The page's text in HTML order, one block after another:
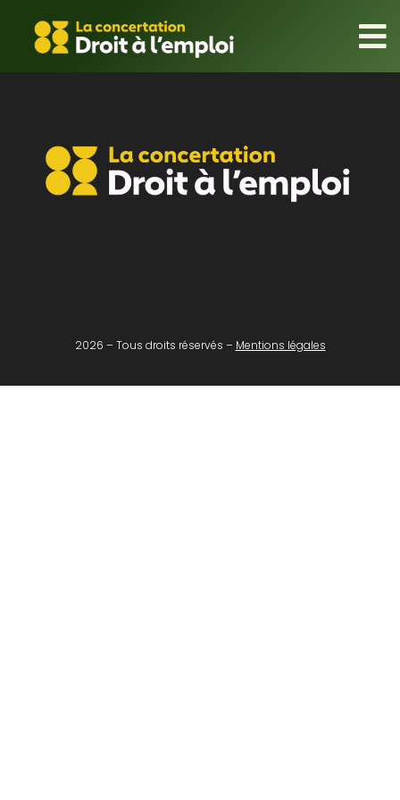
2026 – Tous droits réservés – Mentions légales